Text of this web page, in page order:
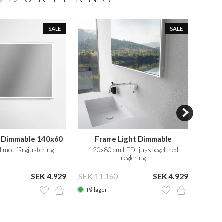
SALE
140x60
med färgjustering
SEK 4.929
SALE
Frame Light Dimmable
120x80 cm LED-ljusspegel med
reglering
SEK 11.160 SEK 4.929
På lager